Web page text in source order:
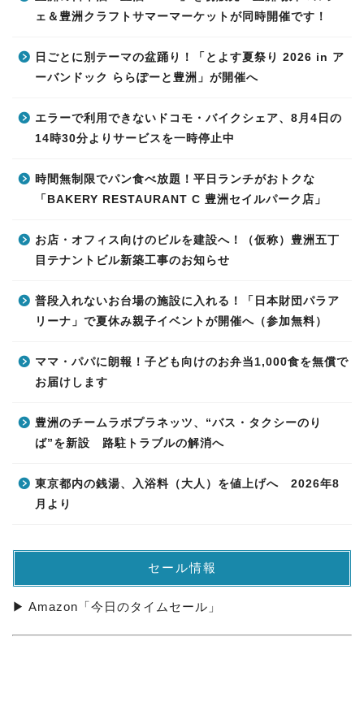
ェ＆豊洲クラフトサマーマーケットが同時開催です！
日ごとに別テーマの盆踊り！「とよす夏祭り 2026 in ア
ーバンドック ららぽーと豊洲」が開催へ
エラーで利用できないドコモ・バイクシェア、8月4日の
14時30分よりサービスを一時停止中
時間無制限でパン食べ放題！平日ランチがおトクな
「BAKERY RESTAURANT C 豊洲セイルパーク店」
お店・オフィス向けのビルを建設へ！（仮称）豊洲五丁
目テナントビル新築工事のお知らせ
普段入れないお台場の施設に入れる！「日本財団パラア
リーナ」で夏休み親子イベントが開催へ（参加無料）
ママ・パパに朗報！子ども向けのお弁当1,000食を無償で
お届けします
豊洲のチームラボプラネッツ、“バス・タクシーのり
ば”を新設 路駐トラブルの解消へ
東京都内の銭湯、入浴料（大人）を値上げへ 2026年8
月より
セール情報
▶ Amazon「今日のタイムセール」